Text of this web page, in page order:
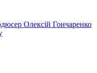
Олексій Гончаренко